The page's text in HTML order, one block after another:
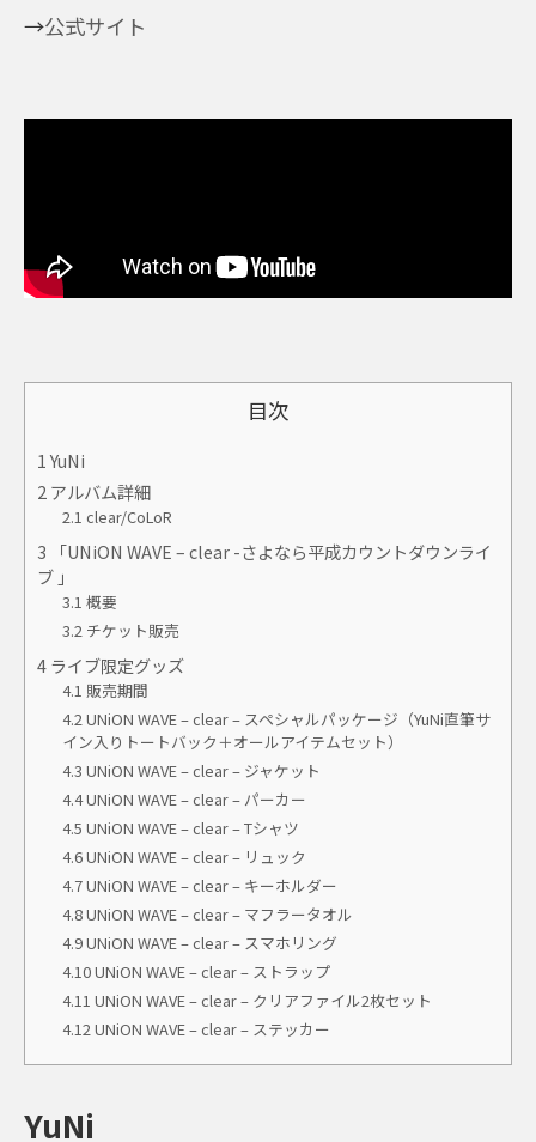
→公式サイト
目次
1 YuNi
2 アルバム詳細
2.1 clear/CoLoR
3 「UNiON WAVE – clear -さよなら平成カウントダウンライ
ブ 」
3.1 概要
3.2 チケット販売
4 ライブ限定グッズ
4.1 販売期間
4.2 UNiON WAVE – clear – スペシャルパッケージ（YuNi直筆サ
イン入りトートバック＋オールアイテムセット）
4.3 UNiON WAVE – clear – ジャケット
4.4UNiON WAVE – clear – パーカー
4.5 UNiON WAVE – clear – Tシャツ
4.6UNiON WAVE – clear – リュック
4.7UNiON WAVE – clear – キーホルダー
4.8UNiON WAVE – clear – マフラータオル
4.9UNiON WAVE – clear – スマホリング
4.10UNiON WAVE – clear – ストラップ
4.11 UNiON WAVE – clear – クリアファイル2枚セット
4.12 UNiON WAVE – clear – ステッカー
YuNi